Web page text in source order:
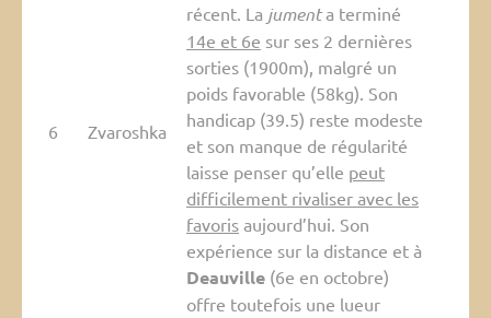
6 Zvaroshka
récent. La jumenta terminé
14e et 6e sur ses 2 dernières
sorties (1900m), malgré un
poids favorable (58kg). Son
handicap (39.5) reste modeste
et son manque de régularité
laisse penser qu’elle peut
difficilement rivaliser avec les
favorisaujourd’hui. Son
expérience sur la distance et à
Deauville(6e en octobre)
offre toutefois une lueur